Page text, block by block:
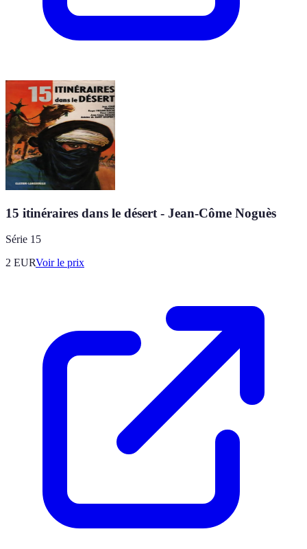
15 itinéraires dans le désert - Jean-Côme Noguès
Série 15
2 EURVoir le prix